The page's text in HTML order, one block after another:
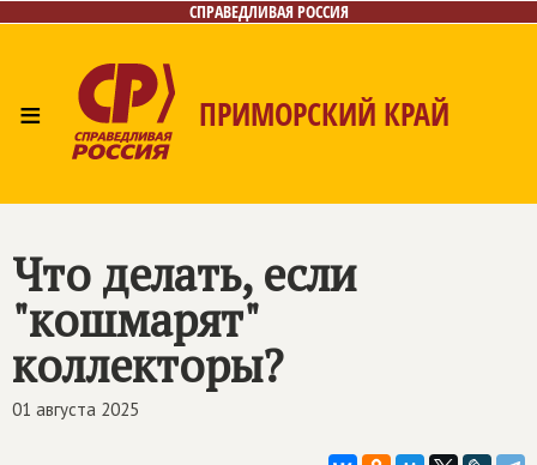
СПРАВЕДЛИВАЯ РОССИЯ
≡ ПРИМОРСКИЙ КРАЙ
Что делать, если
"кошмарят"
коллекторы?
01 августа 2025